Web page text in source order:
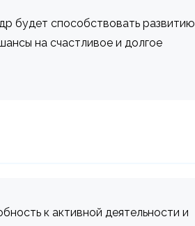
будет способствовать развитию
на счастливое и долгое
к активной деятельности и